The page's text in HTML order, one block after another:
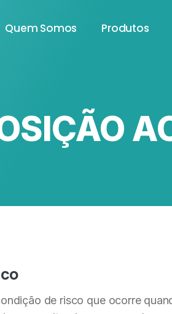
Quem Somos Produtos
de risco que ocorre